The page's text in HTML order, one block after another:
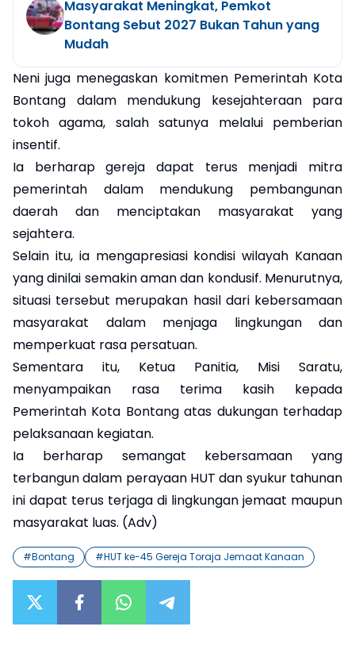
Masyarakat Meningkat, Pemkot
Bontang Sebut 2027 Bukan Tahun yang
Mudah
Neni juga menegaskan komitmen Pemerintah Kota
Bontang dalam mendukung kesejahteraan para
tokoh agama, salah satunya melalui pemberian
insentif.
Ia berharap gereja dapat terus menjadi mitra
pemerintah dalam mendukung pembangunan
daerah dan menciptakan masyarakat yang
sejahtera.
Selain itu, ia mengapresiasi kondisi wilayah Kanaan
yang dinilai semakin aman dan kondusif. Menurutnya,
situasi tersebut merupakan hasil dari kebersamaan
masyarakat dalam menjaga lingkungan dan
memperkuat rasa persatuan.
Sementara itu, Ketua Panitia, Misi Saratu,
menyampaikan rasa terima kasih kepada
Pemerintah Kota Bontang atas dukungan terhadap
pelaksanaan kegiatan.
Ia berharap semangat kebersamaan yang
terbangun dalam perayaan HUT dan syukur tahunan
ini dapat terus terjaga di lingkungan jemaat maupun
masyarakat luas. (Adv)
#Bontang #HUT ke-45 Gereja Toraja Jemaat Kanaan